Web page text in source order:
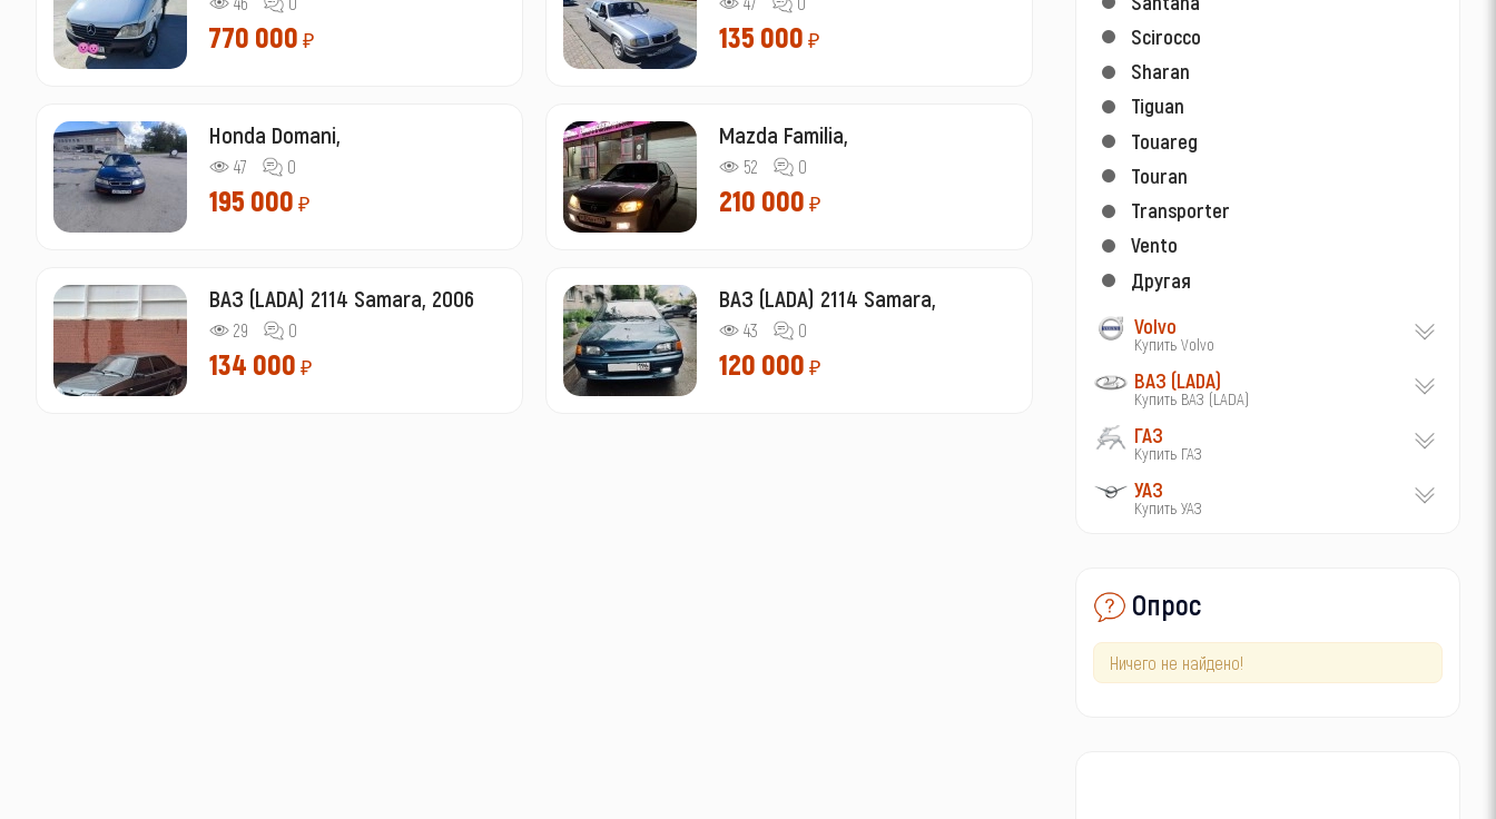
770 000 ₽ 135 000 ₽
Honda Domani,
47 0
195 000 ₽
Mazda Familia,
52 0
210 000 ₽
ВАЗ (LADA) 2114 Samara, 2006
29 0
134 000 ₽
ВАЗ (LADA) 2114 Samara,
43 0
120 000 ₽
Scirocco
Sharan
Tiguan
Touareg
Touran
Transporter
Vento
Другая
Volvo
Купить Volvo
ВАЗ (LADA)
Купить ВАЗ (LADA)
ГАЗ
Купить ГАЗ
УАЗ
Купить УАЗ
Опрос
Ничего не найдено!